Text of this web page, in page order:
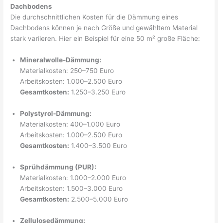
Dachbodens
Die durchschnittlichen Kosten für die Dämmung eines
Dachbodens können je nach Größe und gewähltem Material
stark variieren. Hier ein Beispiel für eine 50 m² große Fläche:
Mineralwolle-Dämmung:
Materialkosten: 250–750 Euro
Arbeitskosten: 1.000–2.500 Euro
Gesamtkosten: 1.250–3.250 Euro
Polystyrol-Dämmung:
Materialkosten: 400–1.000 Euro
Arbeitskosten: 1.000–2.500 Euro
Gesamtkosten: 1.400–3.500 Euro
Sprühdämmung (PUR):
Materialkosten: 1.000–2.000 Euro
Arbeitskosten: 1.500–3.000 Euro
Gesamtkosten: 2.500–5.000 Euro
Zellulosedämmung: